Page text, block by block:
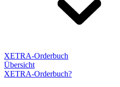
XETRA-Orderbuch
Übersicht
XETRA-Orderbuch?